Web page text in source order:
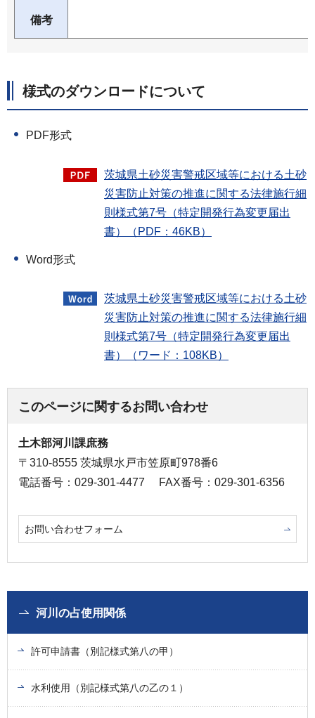
備考
様式のダウンロードについて
PDF形式
茨城県土砂災害警戒区域等における土砂
災害防止対策の推進に関する法律施行細
則様式第7号（特定開発行為変更届出
書）（PDF：46KB）
Word形式
茨城県土砂災害警戒区域等における土砂
災害防止対策の推進に関する法律施行細
則様式第7号（特定開発行為変更届出
書）（ワード：108KB）
このページに関するお問い合わせ
土木部河川課庶務
〒310-8555 茨城県水戸市笠原町978番6
電話番号：029-301-4477
FAX番号：029-301-6356
お問い合わせフォーム
河川の占使用関係
許可申請書（別記様式第八の甲）
水利使用（別記様式第八の乙の１）